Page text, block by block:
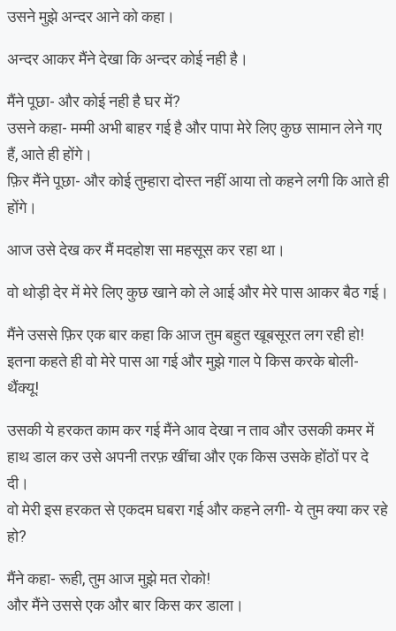
उसने मुझे अन्दर आने को कहा।
अन्दर आकर मैंने देखा कि अन्दर कोई नही है।
मैंने पूछा- और कोई नही है घर में?
उसने कहा- मम्मी अभी बाहर गई है और पापा मेरे लिए कुछ सामान लेने गए
हैं, आते ही होंगे।
फ़िर मैंने पूछा- और कोई तुम्हारा दोस्त नहीं आया तो कहने लगी कि आते ही
होंगे।
आज उसे देख कर मैं मदहोश सा महसूस कर रहा था।
वो थोड़ी देर में मेरे लिए कुछ खाने को ले आई और मेरे पास आकर बैठ गई।
मैंने उससे फ़िर एक बार कहा कि आज तुम बहुत खूबसूरत लग रही हो!
इतना कहते ही वो मेरे पास आ गई और मुझे गाल पे किस करके बोली-
थैंक्यू!
उसकी ये हरकत काम कर गई मैंने आव देखा न ताव और उसकी कमर में
हाथ डाल कर उसे अपनी तरफ़ खींचा और एक किस उसके होंठों पर दे
दी।
वो मेरी इस हरकत से एकदम घबरा गई और कहने लगी- ये तुम क्या कर रहे
हो?
मैंने कहा- रूही, तुम आज मुझे मत रोको!
और मैंने उससे एक और बार किस कर डाला।